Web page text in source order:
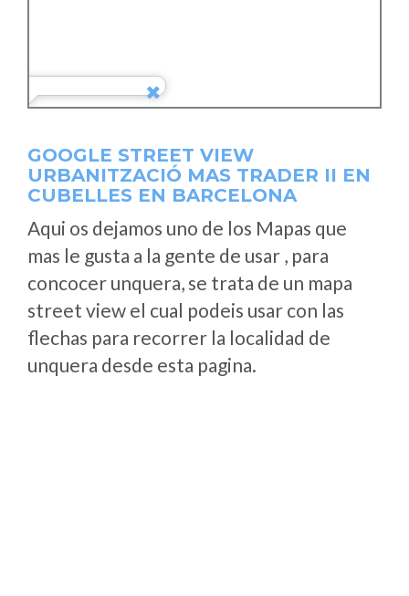
GOOGLE STREET VIEW
URBANITZACIÓ MAS TRADER II EN
CUBELLES EN BARCELONA
Aqui os dejamos uno de los Mapas que
mas le gusta a la gente de usar , para
concocer unquera, se trata de un mapa
street view el cual podeis usar con las
flechas para recorrer la localidad de
unquera desde esta pagina.